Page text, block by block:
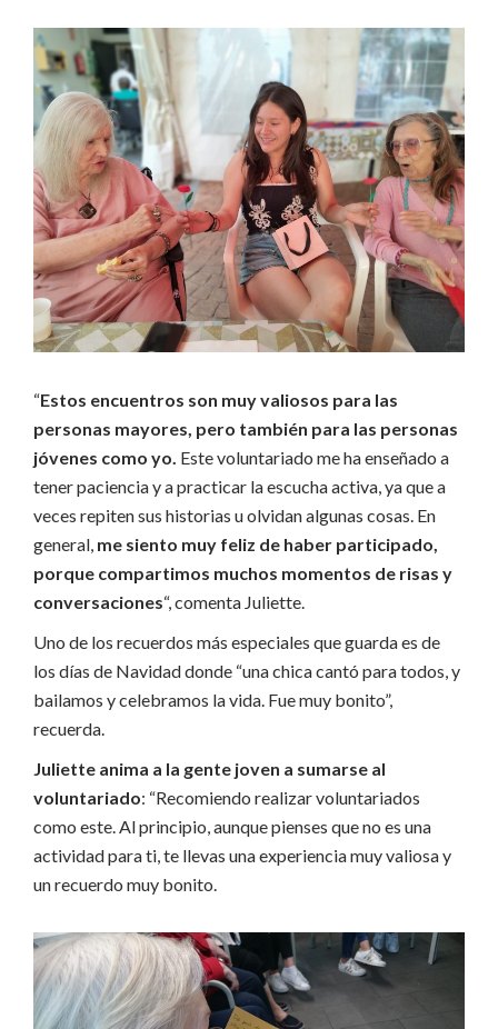
“Estos encuentros son muy valiosos para las
personas mayores, pero también para las personas
jóvenes como yo. Este voluntariado me ha enseñado a
tener paciencia y a practicar la escucha activa, ya que a
veces repiten sus historias u olvidan algunas cosas. En
general, me siento muy feliz de haber participado,
porque compartimos muchos momentos de risas y
conversaciones“, comenta Juliette.
Uno de los recuerdos más especiales que guarda es de
los días de Navidad donde “una chica cantó para todos, y
bailamos y celebramos la vida. Fue muy bonito”,
recuerda.
Juliette anima a la gente joven a sumarse al
voluntariado: “Recomiendo realizar voluntariados
como este. Al principio, aunque pienses que no es una
actividad para ti, te llevas una experiencia muy valiosa y
un recuerdo muy bonito.